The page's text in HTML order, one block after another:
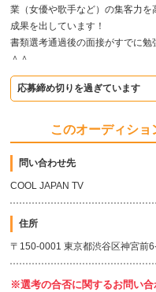
業（女優や歌手など）の集客力
成果を出しています！
書類選考通過後の面接がすでに
＾＾
応募締め切りを過ぎています
このオーディシ
問い合わせ先
COOL JAPAN TV
住所
〒150-0001 東京都渋谷区神宮前
※選考の合否に関するお問い合